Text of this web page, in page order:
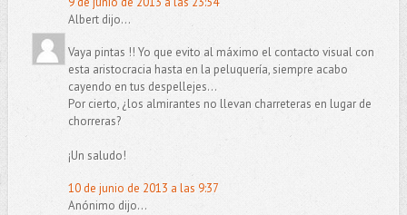
Albert dijo...
Vaya pintas !! Yo que evito al máximo el contacto visual con
esta aristocracia hasta en la peluquería, siempre acabo
cayendo en tus despellejes...
Por cierto, ¿los almirantes no llevan charreteras en lugar de
chorreras?
¡Un saludo!
10 de junio de 2013 a las 9:37
Anónimo dijo...